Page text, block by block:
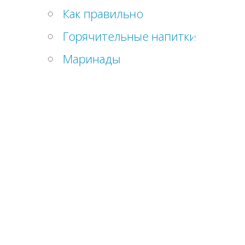
Как правильно
Горячительные напитки
Маринады